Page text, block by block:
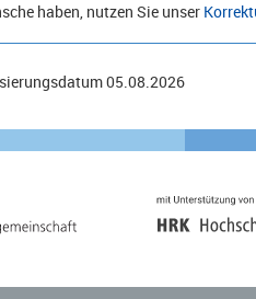
haben, nutzen Sie unser
05.08.2026